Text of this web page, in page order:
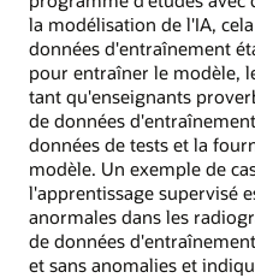
la modélisation de l'IA,
données d'entraînement
pour entraîner le modèle,
tant qu'enseignants
de données
données de tests et la
modèle. Un exemple de
l'apprentissage supervisé
anormales dans les
de données
et sans anomalies et